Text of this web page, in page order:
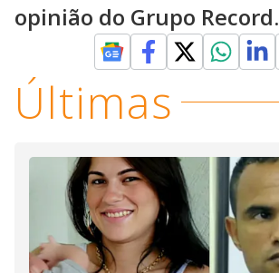
opinião do Grupo Record.
Últimas